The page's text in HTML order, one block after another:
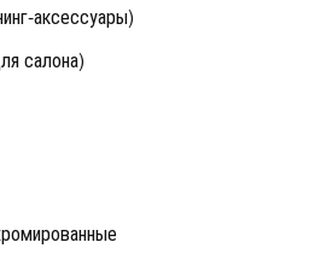
аксессуары)
салона)
полиуретановый бежевый
Norplast